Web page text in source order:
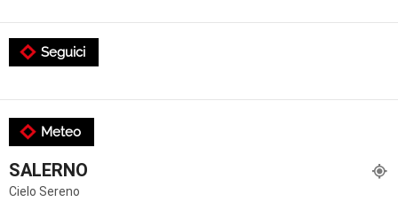
Seguici
Meteo
SALERNO
Cielo Sereno